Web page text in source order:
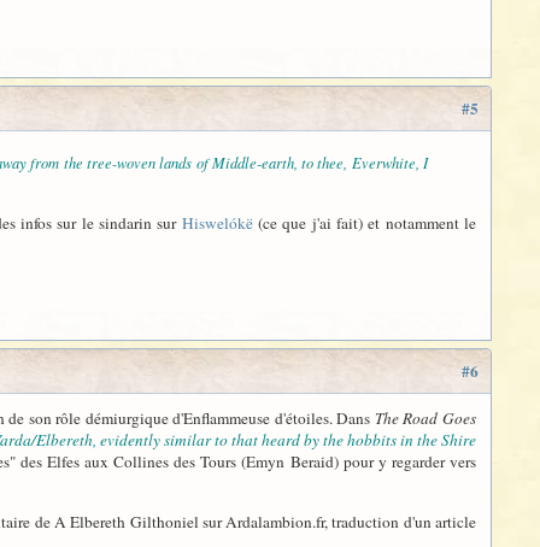
#5
from the tree-woven lands of Middle-earth, to thee, Everwhite, I
infos sur le sindarin sur Hiswelókë(ce que j'ai fait) et notamment le
#6
son rôle démiurgique d'Enflammeuse d'étoiles. Dans The Road Goes
Elbereth, evidently similar to that heard by the hobbits in the Shire
des Elfes aux Collines des Tours (Emyn Beraid) pour y regarder vers
de A Elbereth Gilthoniel sur Ardalambion.fr, traduction d'un article